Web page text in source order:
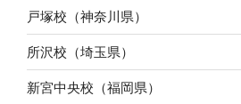
戸塚校（神奈川県）
所沢校（埼玉県）
新宮中央校（福岡県）